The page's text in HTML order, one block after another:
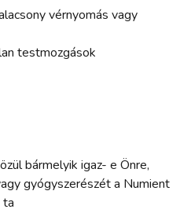
vérnyomás vagy
testmozgások
bármelyik igaz- e Önre,
gyógyszerészét a Numient
ta